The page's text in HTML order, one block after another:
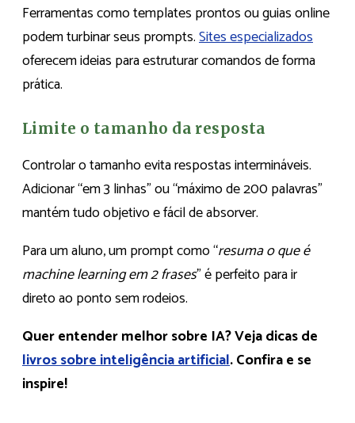
Ferramentas como templates prontos ou guias online
podem turbinar seus prompts.Sites especializados
oferecem ideias para estruturar comandos de forma
prática.
Limite o tamanho da resposta
Controlar o tamanho evita respostas intermináveis.
Adicionar “em 3 linhas” ou “máximo de 200 palavras”
mantém tudo objetivo e fácil de absorver.
Para um aluno, um prompt como “resuma o que é
machine learning em 2 frases” é perfeito para ir
direto ao ponto sem rodeios.
Quer entender melhor sobre IA? Veja dicas de
livros sobre inteligência artificial. Confira e se
inspire!